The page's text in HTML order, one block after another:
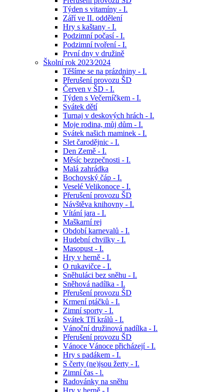
Týden s vitamíny - I.
Září ve II. oddělení
Hry s kaštany - I.
Podzimní počasí - I.
Podzimní tvoření - I.
První dny v družině
Školní rok 2023⁄2024
Těšíme se na prázdniny - I.
Přerušení provozu ŠD
Červen v ŠD - I.
Týden s Večerníčkem - I.
Svátek dětí
Turnaj v deskových hrách - I.
Moje rodina, můj dům - I.
Svátek našich maminek - I.
Slet čarodějnic - I.
Den Země - I.
Měsíc bezpečnosti - I.
Malá zahrádka
Bochovský čáp - I.
Veselé Velikonoce - I.
Přerušení provozu ŠD
Návštěva knihovny - I.
Vítání jara - I.
Maškarní rej
Období karnevalů - I.
Hudební chvilky - I.
Masopust - I.
Hry v herně - I.
O rukavičce - I.
Sněhuláci bez sněhu - I.
Sněhová nadílka - I.
Přerušení provozu ŠD
Krmení ptáčků - I.
Zimní sporty - I.
Svátek Tří králů - I.
Vánoční družinová nadílka - I.
Přerušení provozu ŠD
Vánoce Vánoce přicházejí - I.
Hry s padákem - I.
S čerty (ne)jsou žerty - I.
Zimní čas - l.
Radovánky na sněhu
Hry v herně - I.